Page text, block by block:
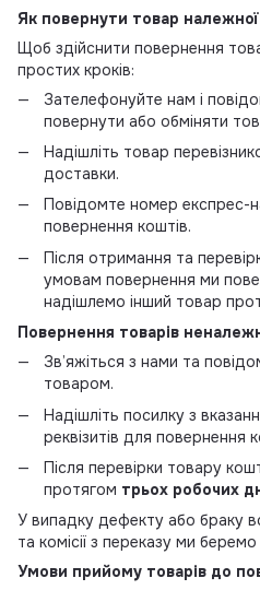
Як повернути товар належної
Щоб здійснити повернення
простих кроків:
Зателефонуйте нам і
повернути або обміняти
Надішліть товар
доставки.
Повідомте номер експрес-
повернення коштів.
Після отримання та
умовам повернення ми
надішлемо інший товар
Повернення товарів
Зв’яжіться з нами та
товаром.
Надішліть посилку з
реквізитів для повернення
Після перевірки товару
протягом трьох робочих
У випадку дефекту або браку
та комісії з переказу ми
Умови прийому товарів до